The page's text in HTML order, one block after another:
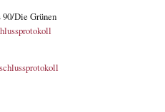
Die Grünen